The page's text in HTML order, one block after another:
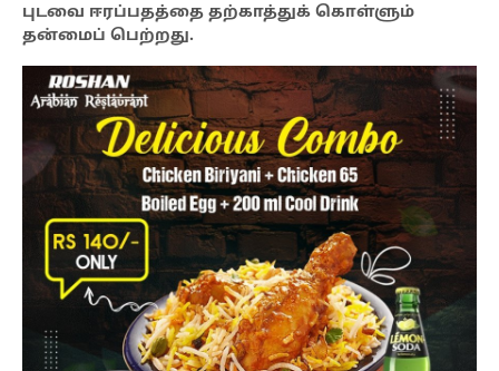
புடவை ஈரப்பதத்தை தற்காத்துக் கொள்ளும்
தன்மைப் பெற்றது.